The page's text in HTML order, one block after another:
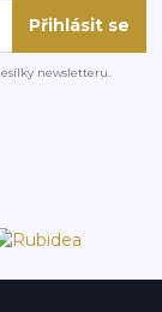
Přihlásit se
newsletteru.